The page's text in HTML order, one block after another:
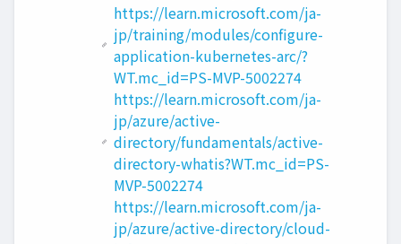
https://learn.microsoft.com/ja-
jp/training/modules/configure-
application-kubernetes-arc/?
WT.mc_id=PS-MVP-5002274
https://learn.microsoft.com/ja-
jp/azure/active-
directory/fundamentals/active-
directory-whatis?WT.mc_id=PS-
MVP-5002274
https://learn.microsoft.com/ja-
jp/azure/active-directory/cloud-